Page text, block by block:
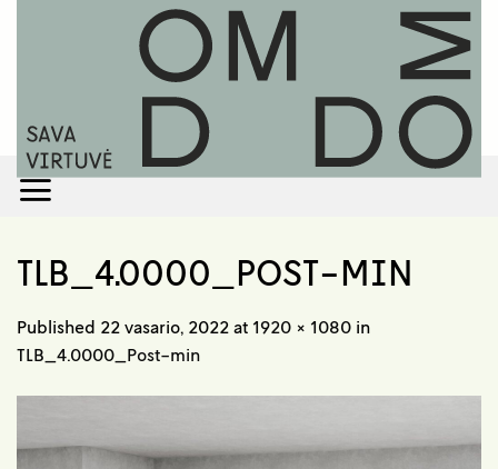
TLB_4.0000_POST-MIN
Published 22 vasario, 2022 at 1920 × 1080 in
TLB_4.0000_Post-min